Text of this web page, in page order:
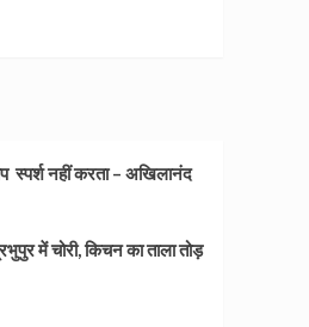
स्पर्श नहीं करता – अखिलानंद
में चोरी, किचन का ताला तोड़